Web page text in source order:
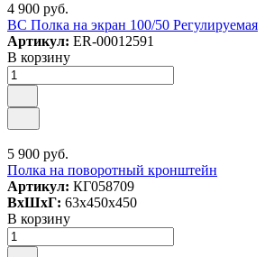
4 900 руб.
ВС Полка на экран 100/50 Регулируемая
Артикул: ER-00012591
В корзину
5 900 руб.
Полка на поворотный кронштейн
Артикул: КГ058709
ВxШxГ: 63x450x450
В корзину